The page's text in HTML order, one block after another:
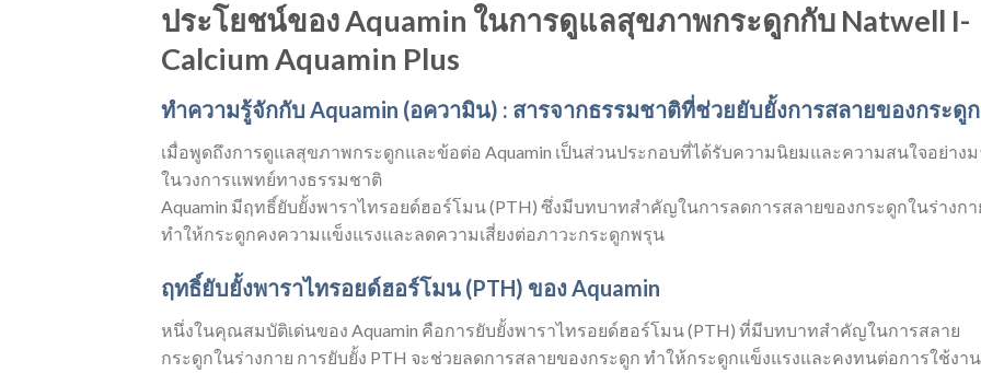
ประโยชน์ของ Aquamin ในการดูแลสุขภาพกระดูกกับ Natwell I-
Calcium Aquamin Plus
ทำความรู้จักกับ Aquamin (อความิน) : สารจากธรรมชาติที่ช่วยยับยั้งการสลายของกระดูก
เมื่อพูดถึงการดูแลสุขภาพกระดูกและข้อต่อ Aquamin เป็นส่วนประกอบที่ได้รับความนิยมและความสนใจอย่าง
ในวงการแพทย์ทางธรรมชาติ
Aquamin มีฤทธิ์ยับยั้งพาราไทรอยด์ฮอร์โมน (PTH) ซึ่งมีบทบาทสำคัญในการลดการสลายของกระดูกในร่างกา
ทำให้กระดูกคงความแข็งแรงและลดความเสี่ยงต่อภาวะกระดูกพรุน
ฤทธิ์ยับยั้งพาราไทรอยด์ฮอร์โมน (PTH) ของ Aquamin
หนึ่งในคุณสมบัติเด่นของ Aquamin คือการยับยั้งพาราไทรอยด์ฮอร์โมน (PTH) ที่มีบทบาทสำคัญในการสลาย
กระดูกในร่างกาย การยับยั้ง PTH จะช่วยลดการสลายของกระดูก ทำให้กระดูกแข็งแรงและคงทนต่อการใช้งาน